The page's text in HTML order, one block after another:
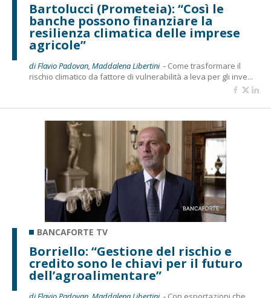
Bartolucci (Prometeia): “Così le
banche possono finanziare la
resilienza climatica delle imprese
agricole”
di Flavio Padovan, Maddalena Libertini - Come trasformare il
rischio climatico da fattore di vulnerabilità a leva per gli inve...
BANCAFORTE TV
Borriello: “Gestione del rischio e
credito sono le chiavi per il futuro
dell’agroalimentare”